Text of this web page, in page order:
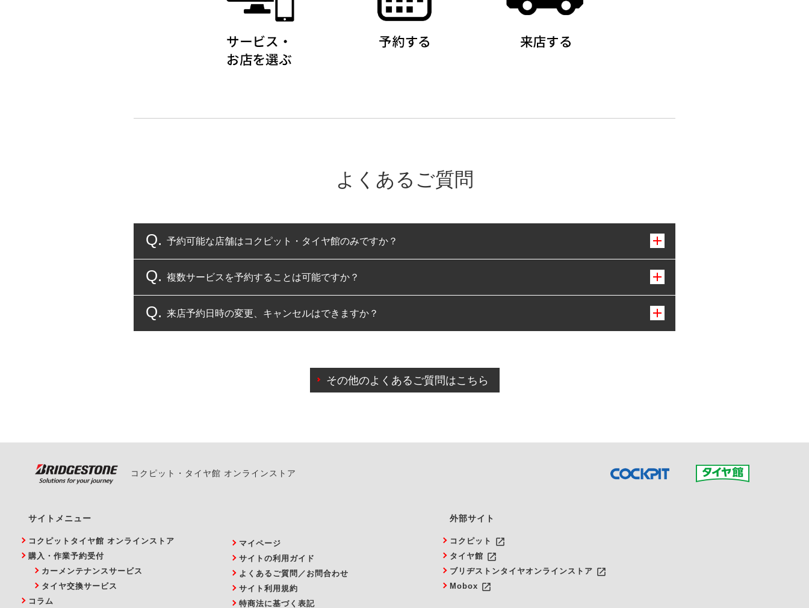
よくあるご質問
予約可能な店舗はコクピット・タイヤ館のみですか？
コクピット・タイヤ館のみとなります。
複数サービスを予約することは可能ですか？
複数サービスのご予約は可能です。
来店予約日時の変更、キャンセルはできますか？
また、やむを得ない事由によりご予約のキャンセルをご希望の際は、直接ご予約いただいた店舗へご連絡くださ
その他のよくあるご質問はこちら
コクピット・タイヤ館 オンラインストア
サイトメニュー
コクピットタイヤ館 オンラインストア
購入・作業予約受付
カーメンテナンスサービス
タイヤ交換サービス
コラム
マイページ
サイトの利用ガイド
よくあるご質問／お問合わせ
サイト利用規約
特商法に基づく表記
外部サイト
コクピット launch
タイヤ館 launch
ブリヂストンタイヤオンラインストア launch
Mobox launch